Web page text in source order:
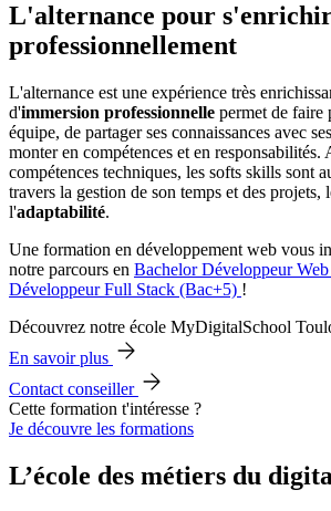
L'alternance pour
professionnellement
L'alternance est une expérience très
d'immersion professionnelle permet de faire
équipe, de partager ses connaissances avec
monter en compétences et en responsabilités.
compétences techniques, les softs skills sont
travers la gestion de son temps et des projets,
l'adaptabilité.
Une formation en développement web vous
notre parcours en Bachelor Développeur
Développeur Full Stack (Bac+5) !
Découvrez notre école MyDigitalSchool
En savoir plus
Contact conseiller
Cette formation t'intéresse ?
Je découvre les formations
L’école des métiers du